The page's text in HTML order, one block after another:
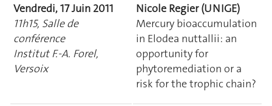
Vendredi, 17 Juin 2011
11h15, Salle de
conférence
Institut F.-A. Forel,
Versoix
Nicole Regier (UNIGE)
Mercury bioaccumulation
in Elodea nuttallii: an
opportunity for
phytoremediation or a
risk for the trophic chain?